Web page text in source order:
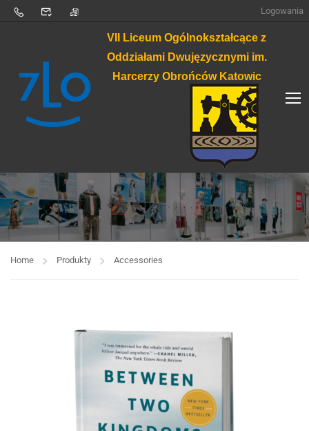
Logowania
VII Liceum Ogólnokształcące z
Oddziałami Dwujęzycznymi im.
Harcerzy Obrońców Katowic
Home Produkty Accessories